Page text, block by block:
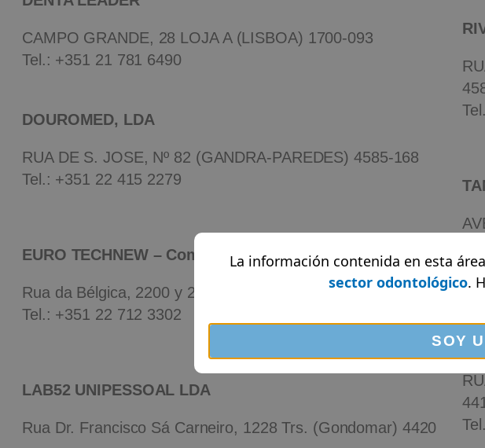
CAMPO GRANDE, 28 LOJA A (LISBOA) 1700-093
Tel.: +351 21 781 6490
DOUROMED, LDA
RUA DE S. JOSE, Nº 82 (GANDRA-PAREDES) 4585-168
Tel.: +351 22 415 2279
EURO TECHNEW – Com.Imp.Exp.Mat.Dent.Lda
Rua da Bélgica, 2200 y 2204 (Vila Nova de Gaia) 4400-046
Tel.: +351 22 712 3302
LAB52 UNIPESSOAL LDA
Rua Dr. Francisco Sá Carneiro, 1228 Trs. (Gondomar) 4420
La información contenida en esta
sector odontológico.
SOY